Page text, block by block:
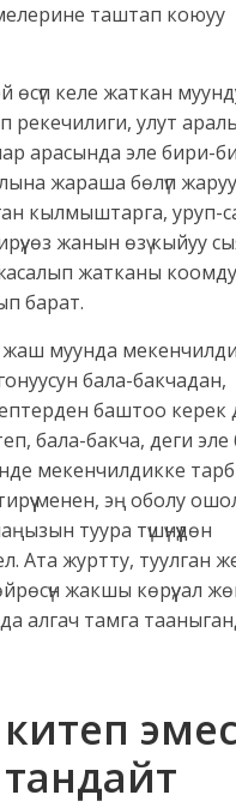
таштап коюуу
өсүп келе жаткан
рекечилиги, улут
арасында эле бири-
жараша бөлүп
кылмыштарга, уруп-
өз жанын өзү кыйуу
жатканы
барат.
муунда
бала-бакчадан,
баштоо керек
бала-бакча, деги
мекенчилдикке
менен, эң оболу
туура түшүнүүдөн
Ата журтту, туулган
жакшы көрүү, ал
алгач тамга